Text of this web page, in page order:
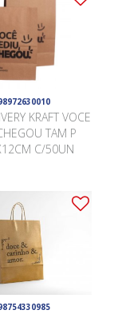
KRAFT VOCE
TAM P
C/50UN